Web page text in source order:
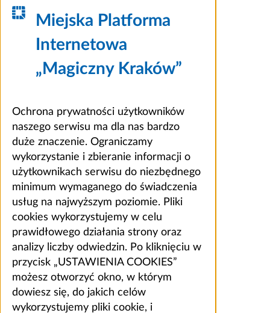
Miejska Platforma
Internetowa
„Magiczny Kraków”
Ochrona prywatności użytkowników
naszego serwisu ma dla nas bardzo
duże znaczenie. Ograniczamy
wykorzystanie i zbieranie informacji o
użytkownikach serwisu do niezbędnego
minimum wymaganego do świadczenia
usług na najwyższym poziomie. Pliki
cookies wykorzystujemy w celu
prawidłowego działania strony oraz
analizy liczby odwiedzin. Po kliknięciu w
przycisk „USTAWIENIA COOKIES”
możesz otworzyć okno, w którym
dowiesz się, do jakich celów
wykorzystujemy pliki cookie, i